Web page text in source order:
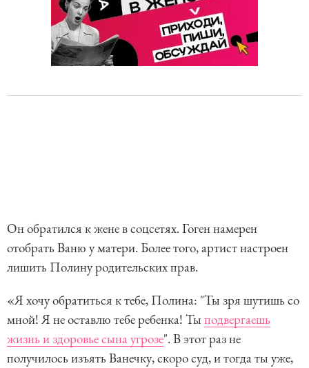
Он обратился к жене в соцсетях. Гоген намерен
отобрать Ваню у матери. Более того, артист настроен
лишить Полину родительских прав.
«Я хочу обратиться к тебе, Полина: "Ты зря шутишь со
мной! Я не оставлю тебе ребенка! Ты подвергаешь
жизнь и здоровье сына угрозе". В этот раз не
получилось изъять Ванечку, скоро суд, и тогда ты уже,